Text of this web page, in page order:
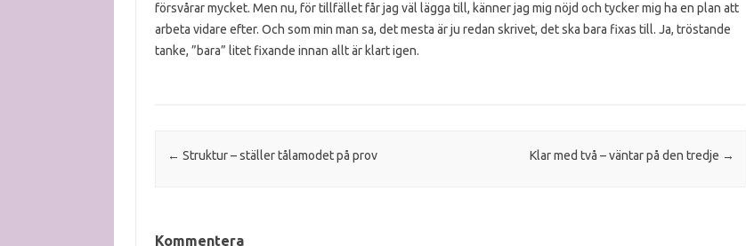
försvårar mycket. Men nu, för tillfället får jag väl lägga till, känner jag mig nöjd och tycker mig ha en plan att
arbeta vidare efter. Och som min man sa, det mesta är ju redan skrivet, det ska bara fixas till. Ja, tröstande
tanke, ”bara” litet fixande innan allt är klart igen.
Post navigation
← Struktur – ställer tålamodet på prov Klar med två – väntar på den tredje →
Kommentera